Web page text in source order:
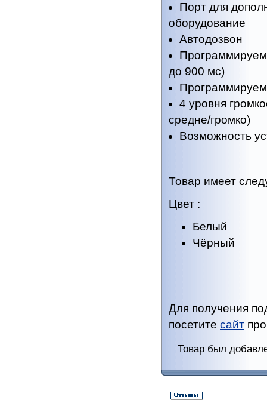
Порт для
оборудование
Автодозвон
до 900 мс)
4 уровня
средне/громко)
Возможность
Товар имеет
Цвет :
Белый
Чёрный
Для получения
посетите сайт
Товар был